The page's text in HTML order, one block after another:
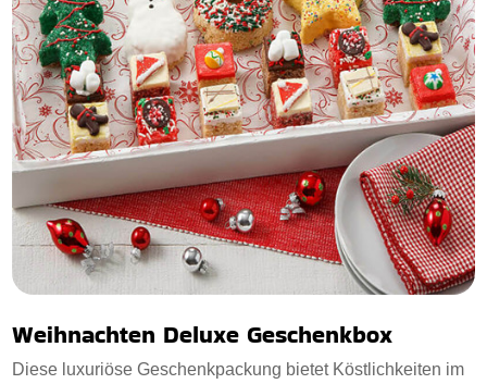
Weihnachten Deluxe Geschenkbox
Diese luxuriöse Geschenkpackung bietet Köstlichkeiten im